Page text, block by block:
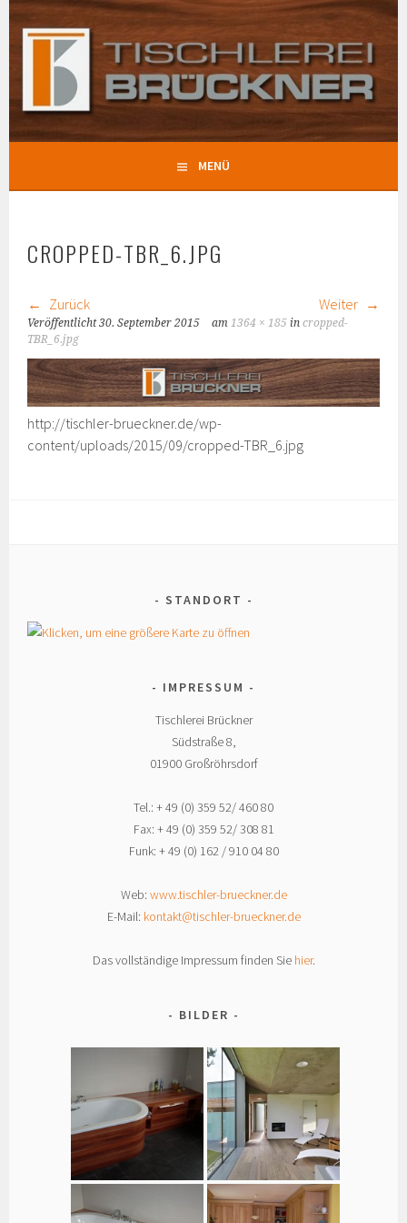
Springe
zum
Inhalt
TISCHLEREI BRÜCKNER
MENÜ
CROPPED-TBR_6.JPG
Zurück Weiter
Veröffentlicht30. September 2015 am1364 × 185 incropped-
TBR_6.jpg
http://tischler-brueckner.de/wp-
content/uploads/2015/09/cropped-TBR_6.jpg
STANDORT
IMPRESSUM
Tischlerei Brückner
Südstraße 8,
01900 Großröhrsdorf
Tel.: + 49 (0) 359 52/ 460 80
Fax: + 49 (0) 359 52/ 308 81
Funk: + 49 (0) 162 / 910 04 80
Web: www.tischler-brueckner.de
E-Mail: kontakt@tischler-brueckner.de
Das vollständige Impressum finden Sie hier.
BILDER